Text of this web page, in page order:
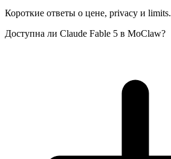
Короткие ответы о цене, privacy и limits.
Доступна ли Claude Fable 5 в MoClaw?